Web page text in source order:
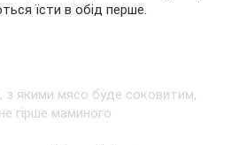
їсти в обід перше.